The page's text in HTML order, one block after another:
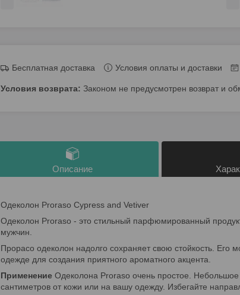
Бесплатная доставка Условия оплаты и доставки
Законом не предусмотрен возврат и
Описание
Одеколон Proraso Cypress and Vetiver
Одеколон Proraso - это стильный парфюмированный
мужчин.
Прорасо одеколон надолго сохраняет свою стойкость.
одежде для создания приятного ароматного акцента.
Применение Одеколона Proraso очень простое. Небольшое
сантиметров от кожи или на вашу одежду. Избегайте